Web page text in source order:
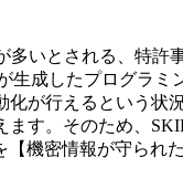
いとされる、特許
成したプログラ
が行えるという状
す。そのため、
機密情報が守られ